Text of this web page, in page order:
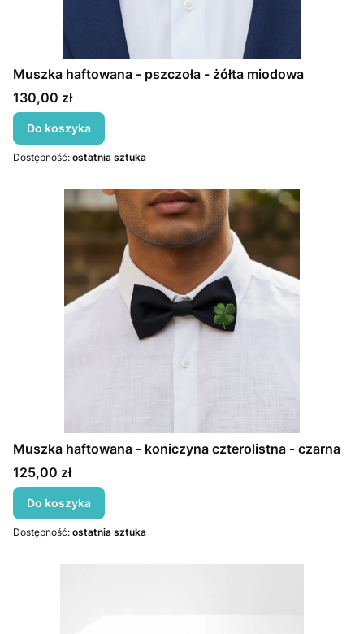
Muszka haftowana - pszczoła - żółta miodowa
Cena
130,00 zł
Do koszyka
Dostępność: ostatnia sztuka
Muszka haftowana - koniczyna czterolistna - czarna
Cena
125,00 zł
Do koszyka
Dostępność: ostatnia sztuka